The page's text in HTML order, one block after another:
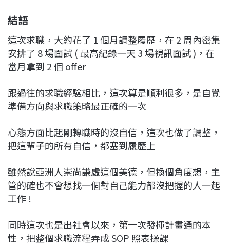
結語
這次求職，大約花了 1 個月調整履歷，在 2 周內密集
安排了 8 場面試 ( 最高紀錄一天 3 場視訊面試 )，在
當月拿到 2 個 offer
跟過往的求職經驗相比，這次算是順利很多，是自覺
準備方向與求職策略最正確的一次
心態方面比起剛轉職時的沒自信，這次也做了調整，
把這輩子的所有自信，都塞到履歷上
雖然說亞洲人崇尚謙虛這個美德，但換個角度想，主
管的確也不會想找一個對自己能力都沒把握的人一起
工作 !
同時這次也是出社會以來，第一次發揮計畫通的本
性，把整個求職流程弄成 SOP 照表操課